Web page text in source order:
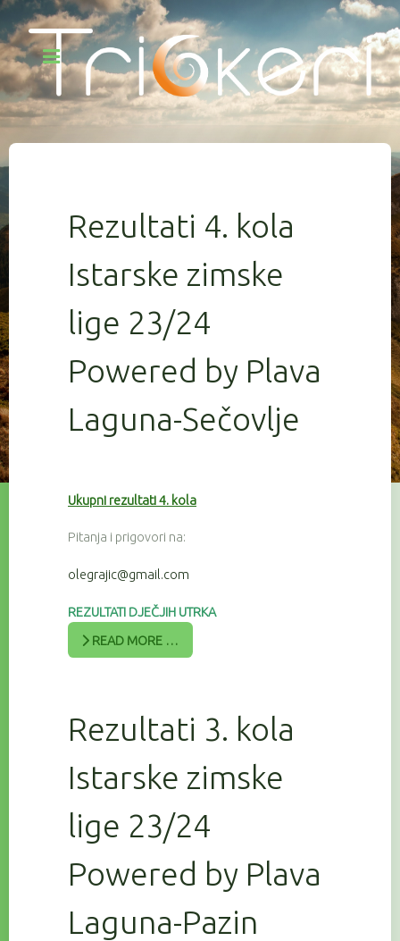
Rezultati 4. kola
Istarske zimske
lige 23/24
Powered by Plava
Laguna-Sečovlje
Ukupni rezultati 4. kola
Pitanja i prigovori na:
olegrajic@gmail.com
REZULTATI DJEČJIH UTRKA
READ MORE …
Rezultati 3. kola
Istarske zimske
lige 23/24
Powered by Plava
Laguna-Pazin